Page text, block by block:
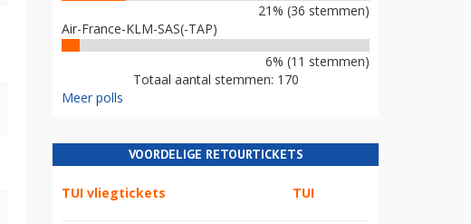
21% (36 stemmen)
Air-France-KLM-SAS(-TAP)
6% (11 stemmen)
Totaal aantal stemmen: 170
Meer polls
VOORDELIGE RETOURTICKETS
TUI vliegtickets TUI